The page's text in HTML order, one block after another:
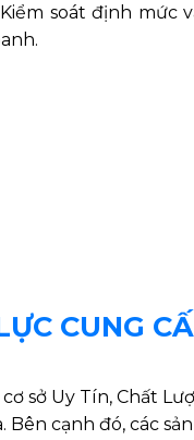
soát định mức
CUNG
sở Uy Tín, Chất
Bên cạnh đó, các